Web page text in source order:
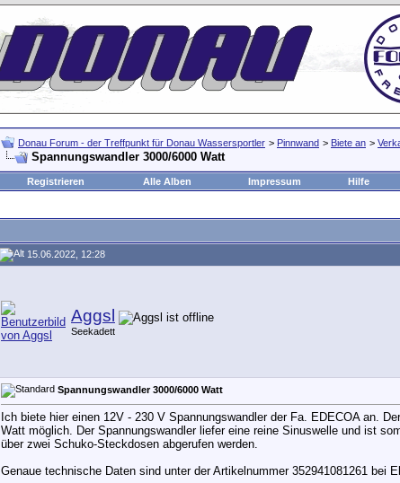
Donau Forum - der Treffpunkt für Donau Wassersportler > Pinnwand > Biete an >
Spannungswandler 3000/6000 Watt
Registrieren
Alle Alben Impressum Hilfe
15.06.2022, 12:28
Aggsl
Seekadett
Spannungswandler 3000/6000 Watt
Ich biete hier einen 12V - 230 V Spannungswandler der Fa. EDECOA an.
Watt möglich. Der Spannungswandler liefer eine reine Sinuswelle und ist
über zwei Schuko-Steckdosen abgerufen werden.
Genaue technische Daten sind unter der Artikelnummer 352941081261 bei